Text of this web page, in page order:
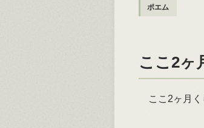
ポエム
ここ2ヶ
ここ2ヶ月